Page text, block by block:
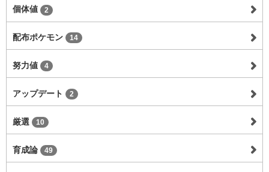
個体値 2
配布ポケモン 14
努力値 4
アップデート 2
厳選 10
育成論 49